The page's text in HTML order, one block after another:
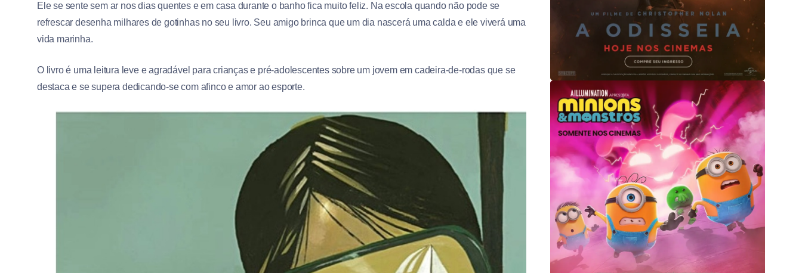
Ele se sente sem ar nos dias quentes e em casa durante o banho fica muito feliz. Na escola quando não pode se
refrescar desenha milhares de gotinhas no seu livro. Seu amigo brinca que um dia nascerá uma calda e ele viverá uma
vida marinha.
O livro é uma leitura leve e agradável para crianças e pré-adolescentes sobre um jovem em cadeira-de-rodas que se
destaca e se supera dedicando-se com afinco e amor ao esporte.